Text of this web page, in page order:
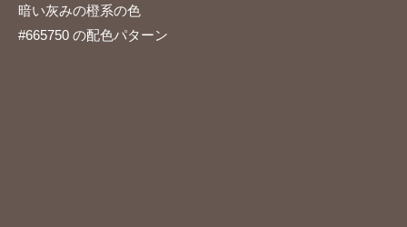
暗い灰みの橙系の色
#665750 の配色パターン